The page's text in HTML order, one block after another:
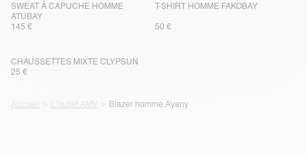
SWEAT À CAPUCHE HOMME
ATUBAY
145 €
T-SHIRT HOMME FAKOBAY
50 €
CHAUSSETTES MIXTE CLYPSUN
25 €
Accueil L'outlet AMV Blazer homme Ayany